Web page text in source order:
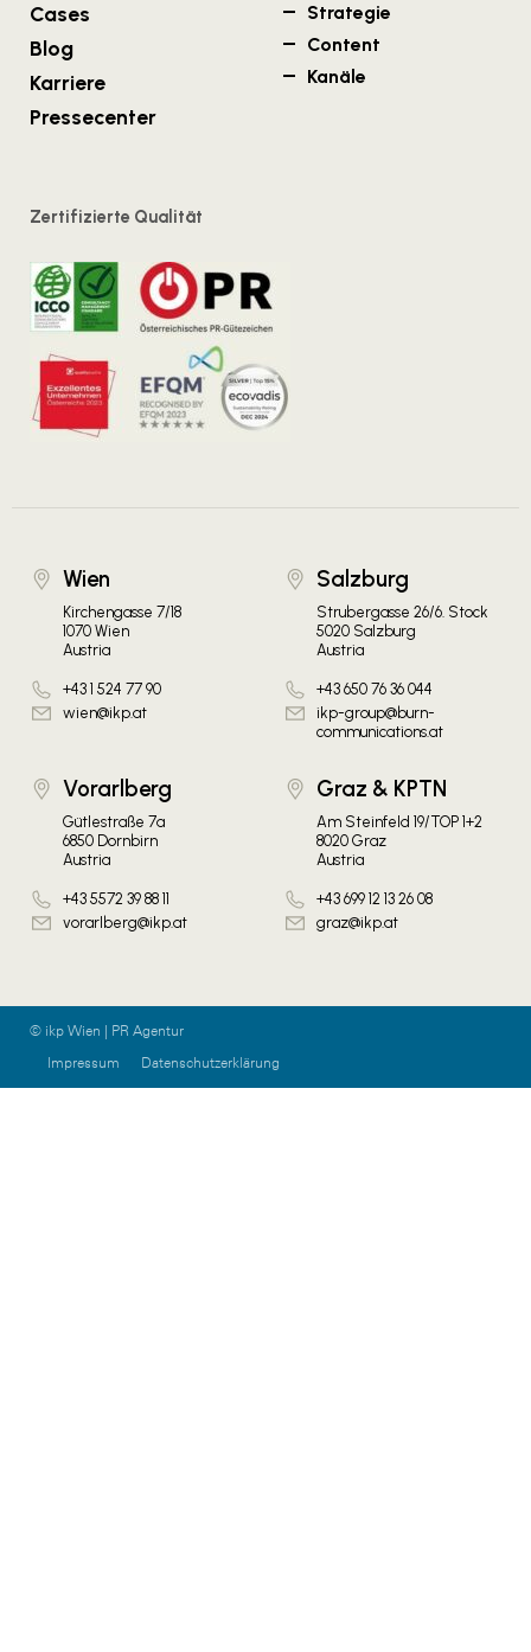
Cases
Blog
Karriere
Pressecenter
Strategie
Content
Kanäle
Zertifizierte Qualität
Wien
Kirchengasse 7/18
1070 Wien
Austria
+43 1 524 77 90
wien@ikp.at
Salzburg
Strubergasse 26/6. Stock
5020 Salzburg
Austria
+43 650 76 36 044
ikp-group@burn-
communications.at
Vorarlberg
Gütlestraße 7a
6850 Dornbirn
Austria
+43 5572 39 88 11
vorarlberg@ikp.at
Graz & KPTN
Am Steinfeld 19/TOP 1+2
8020 Graz
Austria
+43 699 12 13 26 08
graz@ikp.at
© ikp Wien | PR Agentur
Impressum
Datenschutzerklärung